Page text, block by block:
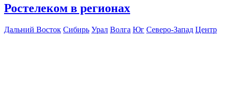
Ростелеком в регионах
Дальний Восток Сибирь Урал Волга Юг Северо-Запад Центр